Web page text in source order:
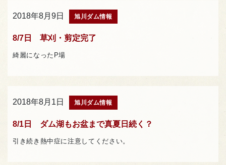
2018年8月9日 旭川ダム情報
8/7日 草刈・剪定完了
綺麗になったP場
2018年8月1日 旭川ダム情報
8/1日 ダム湖もお盆まで真夏日続く？
引き続き熱中症に注意してください。